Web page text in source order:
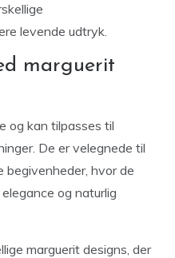
levende udtryk.
marguerit
og kan tilpasses til
De er velegnede til
begivenheder, hvor de
og naturlig
marguerit designs, der